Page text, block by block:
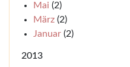
Mai (2)
März (2)
Januar (2)
2013